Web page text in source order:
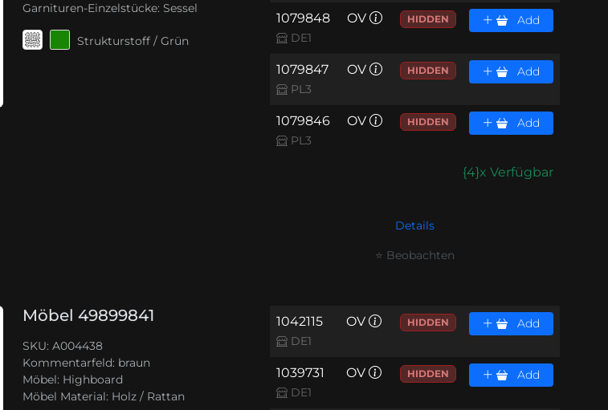
Garnituren-Einzelstücke: Sessel
Strukturstoff / Grün
1079848
DE1
OV HIDDEN Add
1079847
PL3
OV HIDDEN Add
1079846
PL3
OV HIDDEN Add
{4}x Verfügbar
Details
⭐ Beobachten
Möbel 49899841
SKU: A004438
Kommentarfeld: braun
Möbel: Highboard
Möbel Material: Holz / Rattan
1042115
DE1
OV HIDDEN Add
1039731
DE1
OV HIDDEN Add